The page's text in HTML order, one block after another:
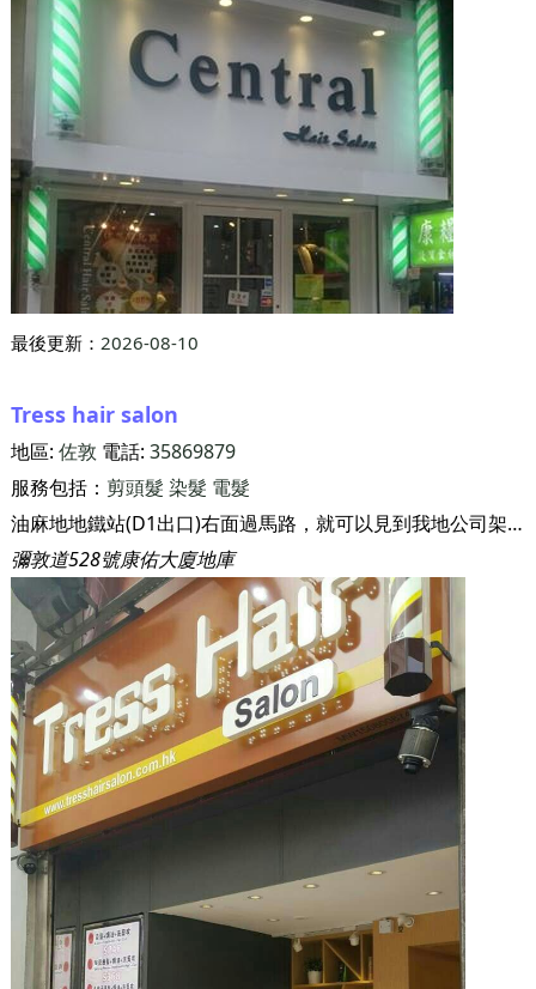
最後更新： 2026-08-10
Tress hair salon
地區: 佐敦 電話: 35869879
服務包括： 剪頭髮 染髮 電髮
油麻地地鐵站(D1出口)右面過馬路，就可以見到我地公司架喇！！如有查詢可以inbox或者wtp 6175 1727
彌敦道528號康佑大廈地庫